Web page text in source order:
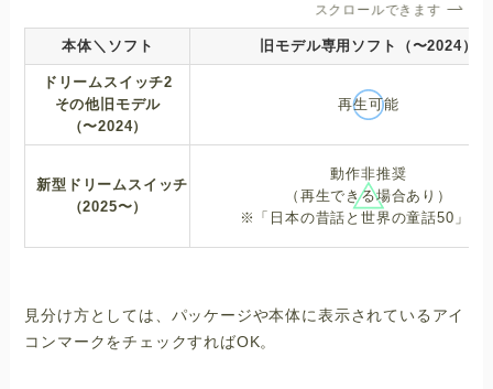
スクロールできます
本体＼ソフト 旧モデル専用ソフト（〜2024）
ドリームスイッチ2
その他旧モデル
（〜2024）
再生可能
新型ドリームスイッチ
（2025〜）
動作非推奨
（再生できる場合あり）
※「日本の昔話と世界の童話50」は
見分け方としては、パッケージや本体に表示されているアイ
コンマークをチェックすればOK。